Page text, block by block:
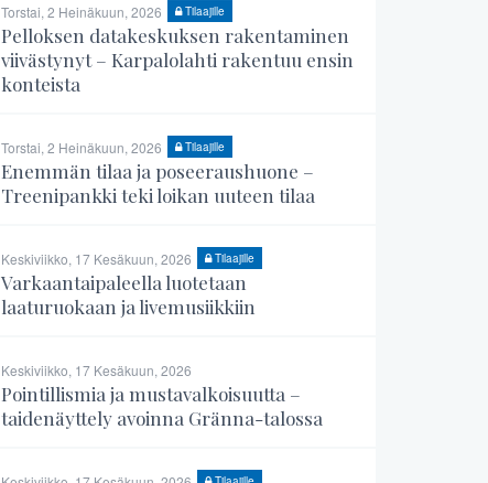
Torstai, 2 Heinäkuun, 2026 Tilaajille
Pelloksen datakeskuksen rakentaminen
viivästynyt – Karpalolahti rakentuu ensin
konteista
Torstai, 2 Heinäkuun, 2026 Tilaajille
Enemmän tilaa ja poseeraushuone –
Treenipankki teki loikan uuteen tilaa
Keskiviikko, 17 Kesäkuun, 2026 Tilaajille
Varkaantaipaleella luotetaan
laaturuokaan ja livemusiikkiin
Keskiviikko, 17 Kesäkuun, 2026
Pointillismia ja mustavalkoisuutta –
taidenäyttely avoinna Gränna-talossa